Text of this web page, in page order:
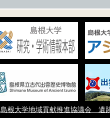
島根大学地域貢献推進協議会 遺